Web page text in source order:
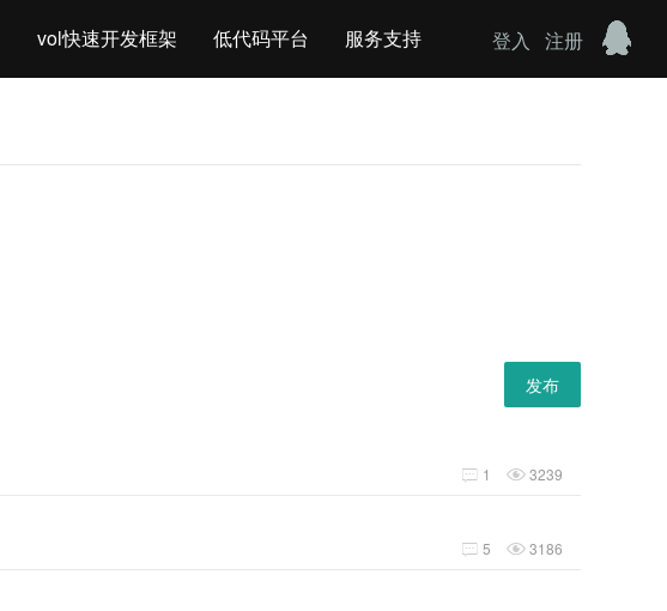
vol快速开发框架 低代码平台 服务支持 登入 注册
发布
 1 3239
 5 3186